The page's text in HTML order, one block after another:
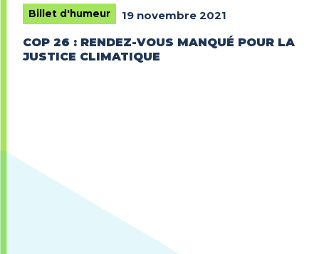
Billet d'humeur
19 novembre 2021
COP 26 : RENDEZ-VOUS MANQUÉ POUR LA
JUSTICE CLIMATIQUE